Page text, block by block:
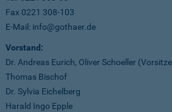
Fax 0221 308-103
E-Mail: info@gothaer.de
Vorstand:
Dr. Andreas Eurich, Oliver Schoeller
Thomas Bischof
Dr. Sylvia Eichelberg
Harald Ingo Epple